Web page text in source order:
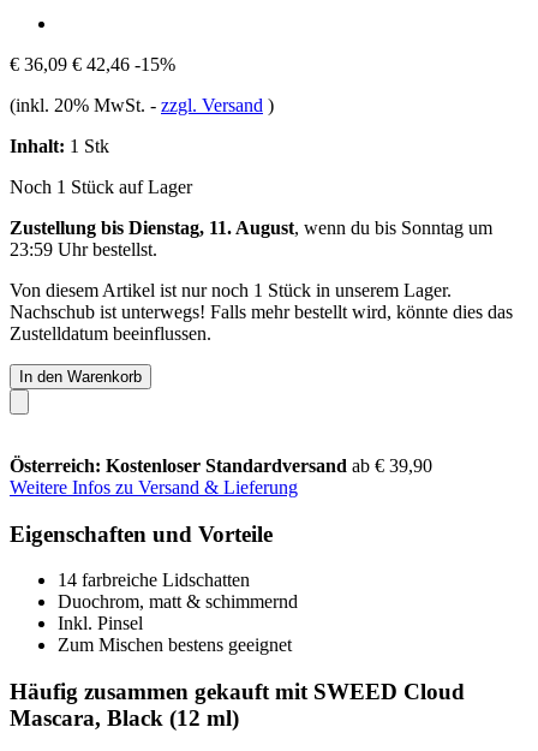
€ 36,09 € 42,46 -15%
(inkl. 20% MwSt. - zzgl. Versand )
Inhalt: 1 Stk
Noch 1 Stück auf Lager
Zustellung bis Dienstag, 11. August, wenn du bis Sonntag um
23:59 Uhrbestellst.
Von diesem Artikel ist nur noch 1 Stück in unserem Lager.
Nachschub ist unterwegs! Falls mehr bestellt wird, könnte dies das
Zustelldatum beeinflussen.
In den Warenkorb
Österreich: Kostenloser Standardversand ab € 39,90
Weitere Infos zu Versand & Lieferung
Eigenschaften und Vorteile
14 farbreiche Lidschatten
Duochrom, matt & schimmernd
Inkl. Pinsel
Zum Mischen bestens geeignet
Häufig zusammen gekauft mit SWEED Cloud
Mascara, Black (12 ml)